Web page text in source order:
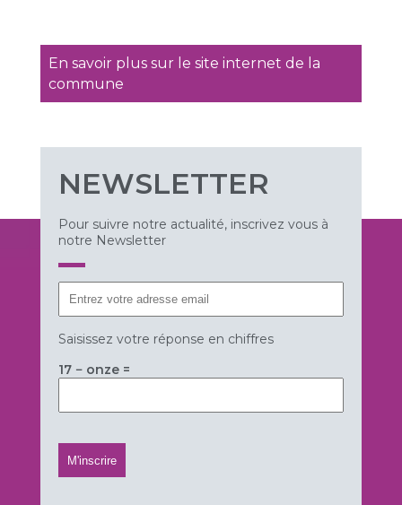
En savoir plus sur le site internet de la
commune
NEWSLETTER
Pour suivre notre actualité, inscrivez vous à
notre Newsletter
Saisissez votre réponse en chiffres
17 − onze =